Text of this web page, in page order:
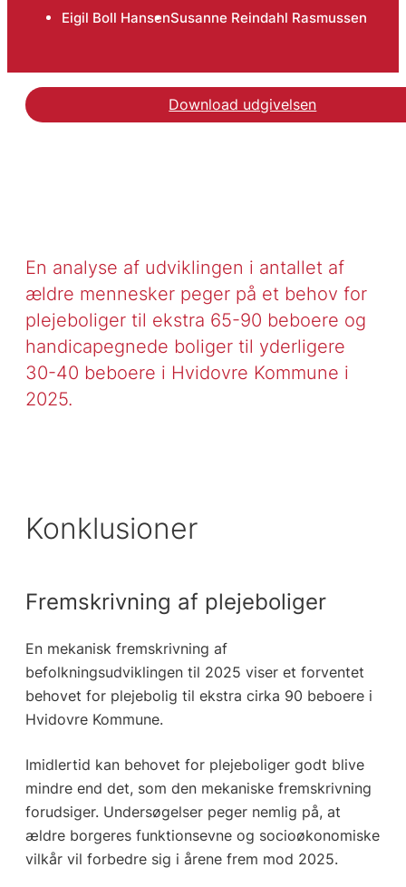
Eigil Boll HansenSusanne Reindahl Rasmussen
Download udgivelsen
En analyse af udviklingen i antallet af
ældre mennesker peger på et behov for
plejeboliger til ekstra 65-90 beboere og
handicapegnede boliger til yderligere
30-40 beboere i Hvidovre Kommune i
2025.
Konklusioner
Fremskrivning af plejeboliger
En mekanisk fremskrivning af
befolkningsudviklingen til 2025 viser et forventet
behovet for plejebolig til ekstra cirka 90 beboere i
Hvidovre Kommune.
Imidlertid kan behovet for plejeboliger godt blive
mindre end det, som den mekaniske fremskrivning
forudsiger. Undersøgelser peger nemlig på, at
ældre borgeres funktionsevne og socioøkonomiske
vilkår vil forbedre sig i årene frem mod 2025.